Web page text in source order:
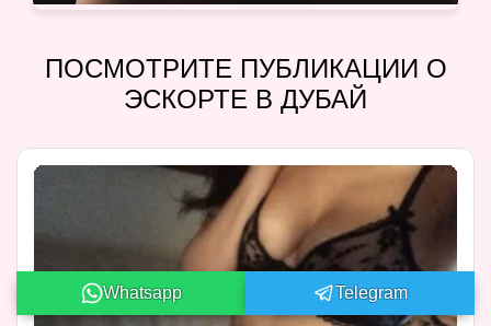
ПОСМОТРИТЕ ПУБЛИКАЦИИ О
ЭСКОРТЕ В ДУБАЙ
Whatsapp Telegram